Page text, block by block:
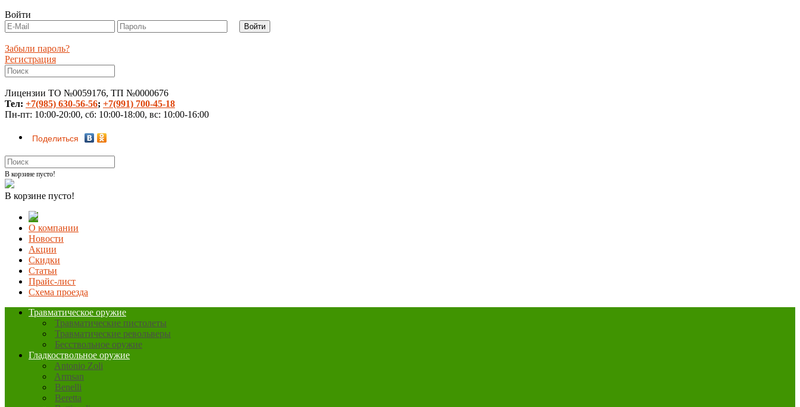
Войти
Забыли пароль?
Регистрация
Лицензии ТО №0059176, ТП №0000676
Тел: +7(985) 630-56-56; +7(991) 700-45-18
Пн-пт: 10:00-20:00, сб: 10:00-18:00, вс: 10:00-16:00
Поделиться
В корзине пусто!
В корзине пусто!
О компании
Новости
Акции
Скидки
Статьи
Прайс-лист
Схема проезда
Травматическое оружие
Травматические пистолеты
Травматические револьверы
Бесствольное оружие
Гладкоствольное оружие
Antonio Zoli
Armsan
Benelli
Beretta